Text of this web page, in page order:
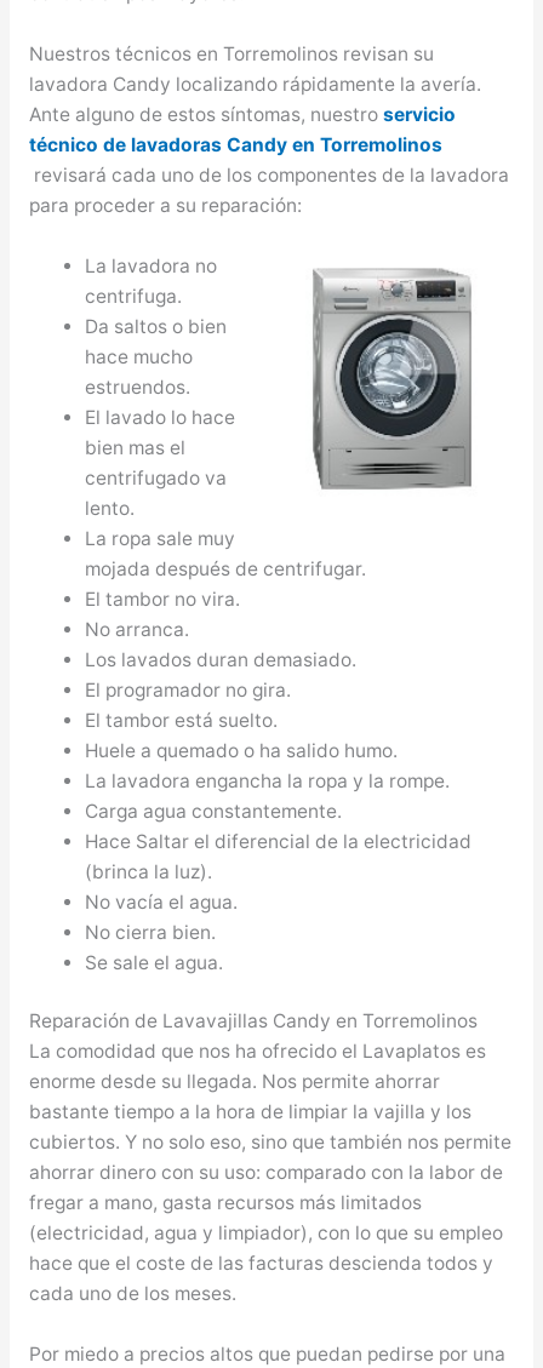
Nuestros técnicos en Torremolinos revisan su
lavadora Candy localizando rápidamente la avería.
Ante alguno de estos síntomas, nuestro servicio
técnico de lavadoras Candy en Torremolinos
revisará cada uno de los componentes de la lavadora
para proceder a su reparación:
La lavadora no
centrifuga.
Da saltos o bien
hace mucho
estruendos.
El lavado lo hace
bien mas el
centrifugado va
lento.
La ropa sale muy
mojada después de centrifugar.
El tambor no vira.
No arranca.
Los lavados duran demasiado.
El programador no gira.
El tambor está suelto.
Huele a quemado o ha salido humo.
La lavadora engancha la ropa y la rompe.
Carga agua constantemente.
Hace Saltar el diferencial de la electricidad
(brinca la luz).
No vacía el agua.
No cierra bien.
Se sale el agua.
Reparación de Lavavajillas Candy en Torremolinos
La comodidad que nos ha ofrecido el Lavaplatos es
enorme desde su llegada. Nos permite ahorrar
bastante tiempo a la hora de limpiar la vajilla y los
cubiertos. Y no solo eso, sino que también nos permite
ahorrar dinero con su uso: comparado con la labor de
fregar a mano, gasta recursos más limitados
(electricidad, agua y limpiador), con lo que su empleo
hace que el coste de las facturas descienda todos y
cada uno de los meses.
Por miedo a precios altos que puedan pedirse por una